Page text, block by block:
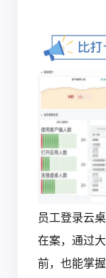
员工登录云
在案，通过
前，也能掌